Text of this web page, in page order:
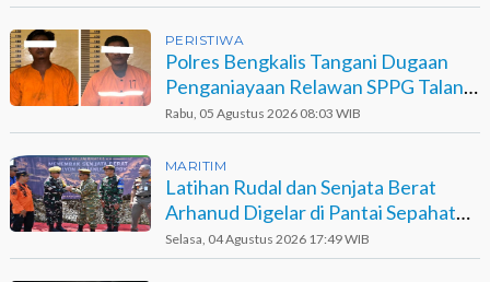
PERISTIWA
Polres Bengkalis Tangani Dugaan
Penganiayaan Relawan SPPG Talang
Muandau
Rabu, 05 Agustus 2026 08:03 WIB
MARITIM
Latihan Rudal dan Senjata Berat
Arhanud Digelar di Pantai Sepahat
Bengkalis
Selasa, 04 Agustus 2026 17:49 WIB